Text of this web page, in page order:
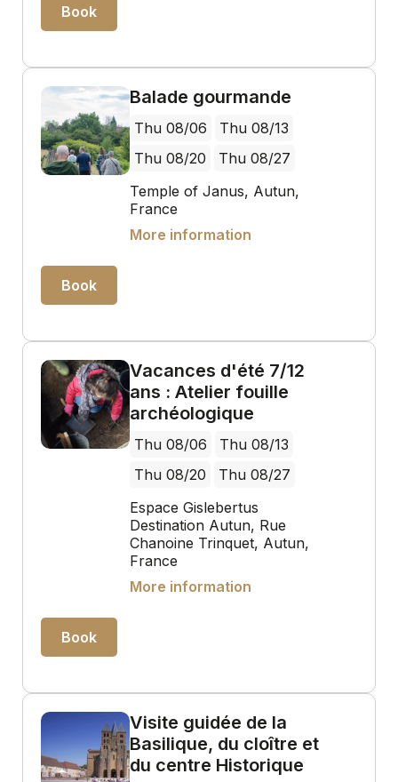
Book
Balade gourmande
Thu 08/06
Thu 08/13
Thu 08/20
Thu 08/27
Temple of Janus, Autun,
France
More information
Book
Vacances d'été 7/12
ans : Atelier fouille
archéologique
Thu 08/06
Thu 08/13
Thu 08/20
Thu 08/27
Espace Gislebertus
Destination Autun, Rue
Chanoine Trinquet, Autun,
France
More information
Book
Visite guidée de la
Basilique, du cloître et
du centre Historique